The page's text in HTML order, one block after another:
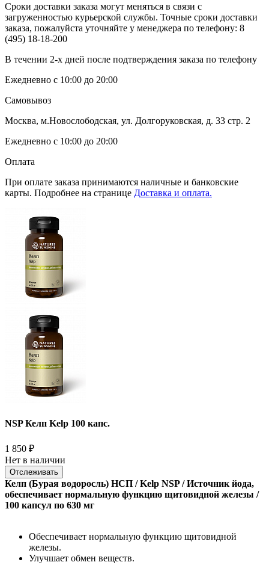
Сроки доставки заказа могут меняться в связи с
загруженностью курьерской службы. Точные сроки доставки
заказа, пожалуйста уточняйте у менеджера по телефону: 8
(495) 18-18-200
В течении 2-х дней после подтверждения заказа по телефону
Ежедневно с 10:00 до 20:00
Самовывоз
Москва, м.Новослободская, ул. Долгоруковская, д. 33 стр. 2
Ежедневно с 10:00 до 20:00
Оплата
При оплате заказа принимаются наличные и банковские
карты. Подробнее на странице Доставка и оплата.
NSP Келп Kelp 100 капс.
1 850 ₽
Нет в наличии
Отслеживать
Келп (Бурая водоросль) НСП / Kelp NSP / Источник йода,
обеспечивает нормальную функцию щитовидной железы /
100 капсул по 630 мг
Обеспечивает нормальную функцию щитовидной
железы.
Улучшает обмен веществ.